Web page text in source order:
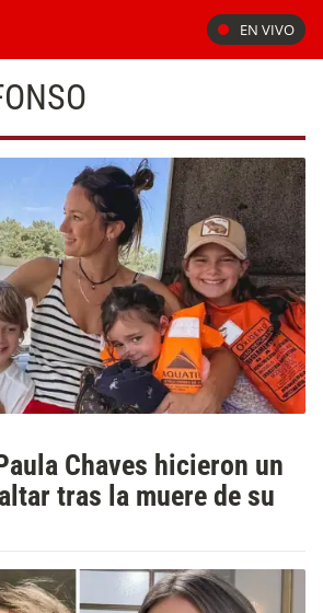
EN VIVO
Chaves hicieron un
tras la muere de su